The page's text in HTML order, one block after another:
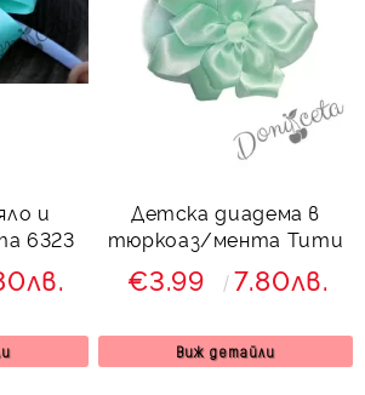
и
6323
Детска диадема в
тюркоаз/мента Тити
€3.99 7.80лв.
Виж детайли